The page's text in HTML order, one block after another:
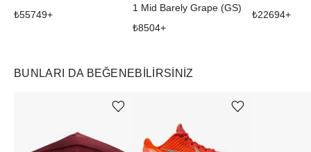
₺55749+
1 Mid Barely Grape (GS)
₺8504+
₺22694+
BUNLARI DA BEĞENEBILIRSINIZ
Ürünü istek listesine ekle veya listeden çıkar Ürünü istek listesine ekle veya listeden çıkar